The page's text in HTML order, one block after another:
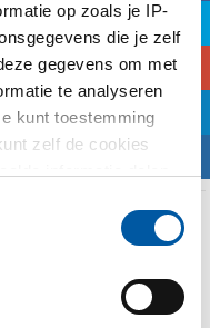
op zoals je IP-
die je zelf
gegevens om met
te analyseren
kunt toestemming
zelf de cookies
vind je in ons
aluminium niet kan roesten,
hele mooie voorbeelden hoe
van de Schans is bij MCB